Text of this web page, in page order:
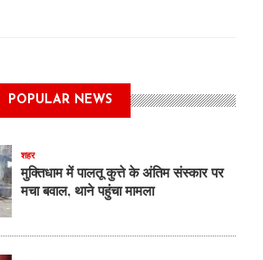
POPULAR NEWS
शहर
मुक्तिधाम में पालतू कुत्ते के अंतिम संस्कार पर
मचा बवाल, थाने पहुंचा मामला